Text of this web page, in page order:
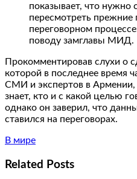
показывает, что нужно
пересмотреть прежние
переговорном
поводу замглавы МИД.
Прокомментировав слухи о
которой в последнее время
СМИ и экспертов в
знает, кто и с какой целью
однако он заверил, что
ставился на переговорах.
В мире
Related Posts